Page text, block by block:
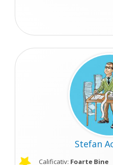
Stefan
Calificativ: Foarte Bine